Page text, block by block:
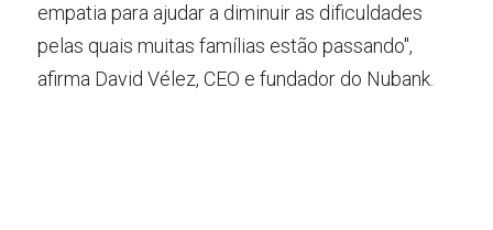
empatia para ajudar a diminuir as dificuldades
pelas quais muitas famílias estão passando",
afirma David Vélez, CEO e fundador do Nubank.